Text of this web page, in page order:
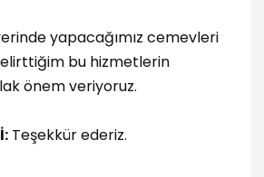
yapacağımız cemevleri
bu hizmetlerin
önem veriyoruz.
Teşekkür ederiz.